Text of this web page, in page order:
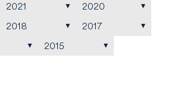
2021
2020
2018
2017
2015